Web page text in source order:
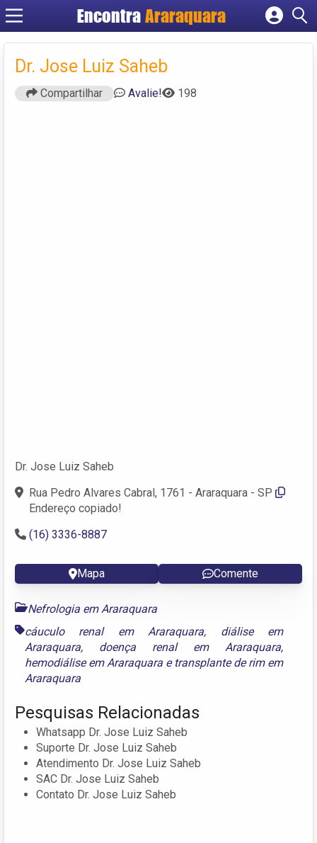
EncontraAraraquara
Cadastrar empresa
Criar conta
Dr. Jose Luiz Saheb
Compartilhar Avalie! 198
Dr. Jose Luiz Saheb
Rua Pedro Alvares Cabral, 1761 - Araraquara - SP
Endereço copiado!
(16) 3336-8887
Mapa Comente
Nefrologia em Araraquara
cáuculo renal em Araraquara, diálise em
Araraquara, doença renal em Araraquara,
hemodiálise em Araraquara e transplante de rim em
Araraquara
Pesquisas Relacionadas
Whatsapp Dr. Jose Luiz Saheb
Suporte Dr. Jose Luiz Saheb
Atendimento Dr. Jose Luiz Saheb
SAC Dr. Jose Luiz Saheb
Contato Dr. Jose Luiz Saheb